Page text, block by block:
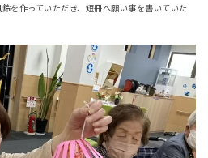
を作っていただき、短冊へ願い事を書いていた